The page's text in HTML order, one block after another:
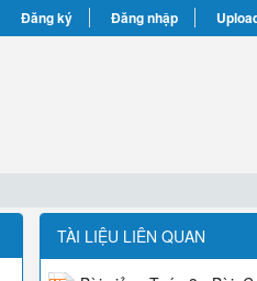
Đăng ký Đăng nhập
TÀI LIỆU LIÊN QUAN